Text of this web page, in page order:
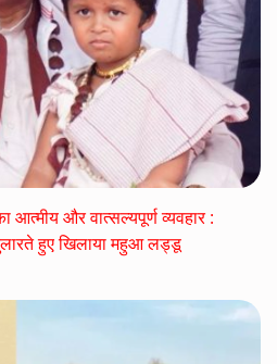
आत्मीय और वात्सल्यपूर्ण व्यवहार :
हुए खिलाया महुआ लड्डू